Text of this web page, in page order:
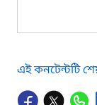
এই কনটেন্টটি